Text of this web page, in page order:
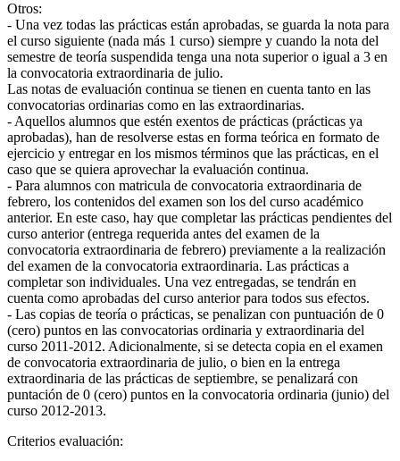
Otros:
- Una vez todas las prácticas están aprobadas, se guarda la nota para
el curso siguiente (nada más 1 curso) siempre y cuando la nota del
semestre de teoría suspendida tenga una nota superior o igual a 3 en
la convocatoria extraordinaria de julio.
Las notas de evaluación continua se tienen en cuenta tanto en las
convocatorias ordinarias como en las extraordinarias.
- Aquellos alumnos que estén exentos de prácticas (prácticas ya
aprobadas), han de resolverse estas en forma teórica en formato de
ejercicio y entregar en los mismos términos que las prácticas, en el
caso que se quiera aprovechar la evaluación continua.
- Para alumnos con matricula de convocatoria extraordinaria de
febrero, los contenidos del examen son los del curso académico
anterior. En este caso, hay que completar las prácticas pendientes del
curso anterior (entrega requerida antes del examen de la
convocatoria extraordinaria de febrero) previamente a la realización
del examen de la convocatoria extraordinaria. Las prácticas a
completar son individuales. Una vez entregadas, se tendrán en
cuenta como aprobadas del curso anterior para todos sus efectos.
- Las copias de teoría o prácticas, se penalizan con puntuación de 0
(cero) puntos en las convocatorias ordinaria y extraordinaria del
curso 2011-2012. Adicionalmente, si se detecta copia en el examen
de convocatoria extraordinaria de julio, o bien en la entrega
extraordinaria de las prácticas de septiembre, se penalizará con
puntación de 0 (cero) puntos en la convocatoria ordinaria (junio) del
curso 2012-2013.
Criterios evaluación: